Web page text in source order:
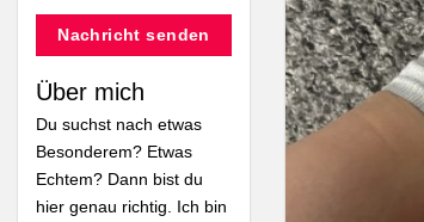
Nachricht senden
Über mich
Du suchst nach etwas
Besonderem? Etwas
Echtem? Dann bist du
hier genau richtig. Ich bin